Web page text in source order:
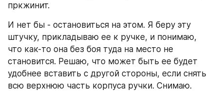
пркжинит.
И нет бы - остановиться на этом. Я беру эту
штучку, прикладываю ее к ручке, и понимаю,
что как-то она без боя туда на место не
становится. Решаю, что может быть ее будет
удобнее вставить с другой стороны, если снять
всю верхнюю часть корпуса ручки. Снимаю.